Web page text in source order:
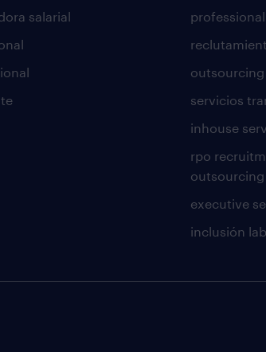
salarial
professional
outsourcing
servicios
inhouse
rpo
outsourcing
executive
inclusión